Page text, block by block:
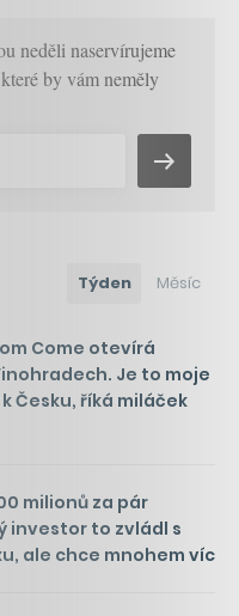
neděli naservírujeme
by vám neměly
Týden Měsíc
Come otevírá
Je to moje
Česku, říká miláček
milionů za pár
investor to zvládl s
ale chce mnohem víc